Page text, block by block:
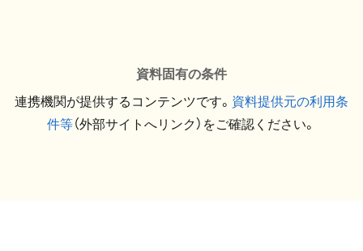
資料固有の条件
連携機関が提供するコンテンツです。 資料提供元の利用条
件等（外部サイトへリンク）をご確認ください。